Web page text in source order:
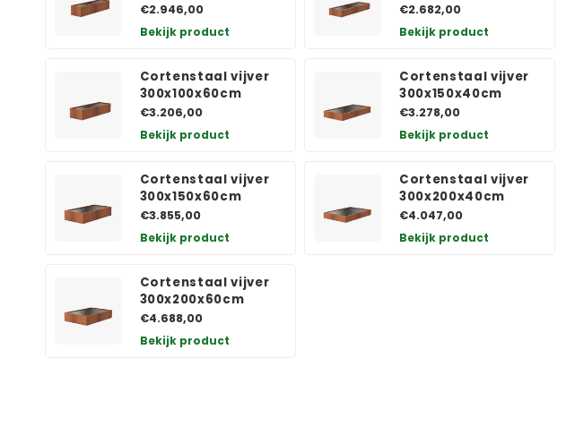
€2.946,00
Bekijk product
€2.682,00
Bekijk product
Cortenstaal vijver
300x100x60cm
€3.206,00
Bekijk product
Cortenstaal vijver
300x150x40cm
€3.278,00
Bekijk product
Cortenstaal vijver
300x150x60cm
€3.855,00
Bekijk product
Cortenstaal vijver
300x200x40cm
€4.047,00
Bekijk product
Cortenstaal vijver
300x200x60cm
€4.688,00
Bekijk product